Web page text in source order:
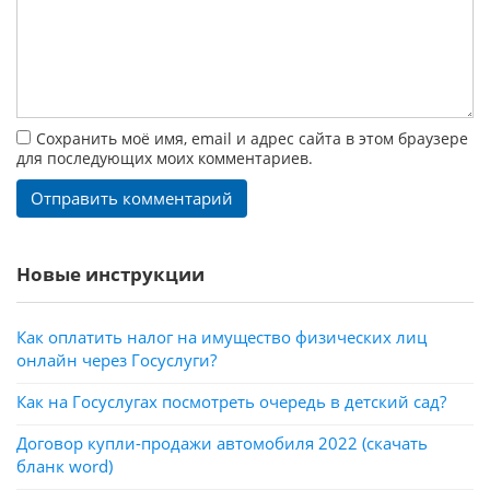
Сохранить моё имя, email и адрес сайта в этом браузере
для последующих моих комментариев.
Новые инструкции
Как оплатить налог на имущество физических лиц
онлайн через Госуслуги?
Как на Госуслугах посмотреть очередь в детский сад?
Договор купли-продажи автомобиля 2022 (скачать
бланк word)